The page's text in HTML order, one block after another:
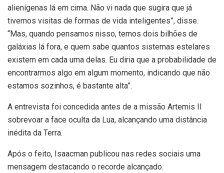
alienígenas lá em cima. Não vi nada que sugira que já
tivemos visitas de formas de vida inteligentes”, disse.
“Mas, quando pensamos nisso, temos dois bilhões de
galáxias lá fora, e quem sabe quantos sistemas estelares
existem em cada uma delas. Eu diria que a probabilidade de
encontrarmos algo em algum momento, indicando que não
estamos sozinhos, é bastante alta”.
A entrevista foi concedida antes de a missão Artemis II
sobrevoar a face oculta da Lua, alcançando uma distância
inédita da Terra.
Após o feito, Isaacman publicou nas redes sociais uma
mensagem destacando o recorde alcançado.